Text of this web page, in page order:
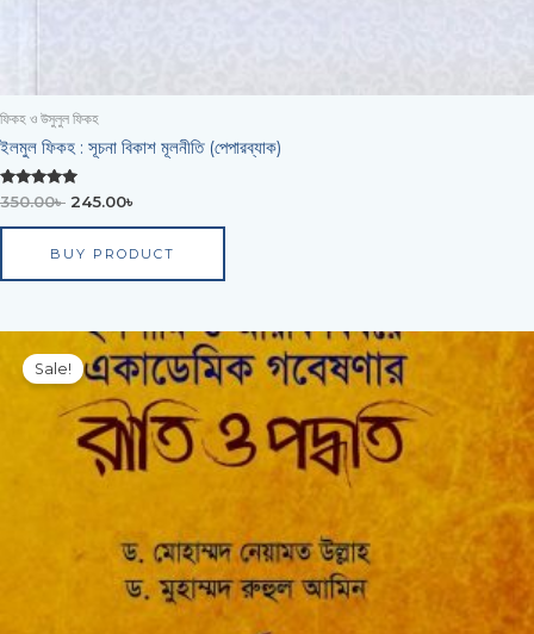
ফিকহ ও উসুলুল ফিকহ
ইলমুল ফিকহ : সূচনা বিকাশ মূলনীতি (পেপারব্যাক)
Rated
0
out of 5
350.00৳ 245.00৳
BUY PRODUCT
Sale!
Original
price
was:
400.00৳ .
Current
price
is:
289.00৳ .